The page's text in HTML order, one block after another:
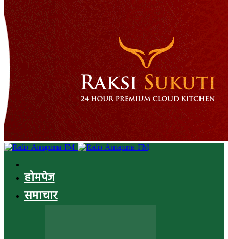
होमपेज
समाचार